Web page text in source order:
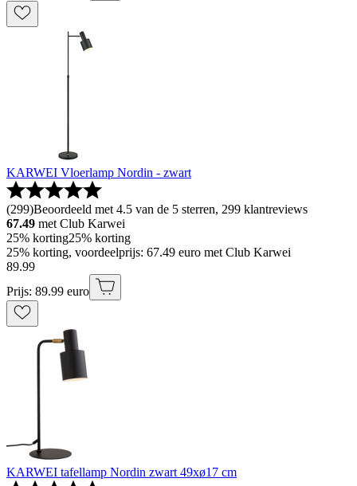
KARWEI Vloerlamp Nordin - zwart
(299)Beoordeeld met 4.5 van de 5 sterren, 299 klantreviews
67.49 met Club Karwei
25% korting25% korting
25% korting, voordeelprijs: 67.49 euro met Club Karwei
89.99
Prijs: 89.99 euro
KARWEI tafellamp Nordin zwart 49xø17 cm